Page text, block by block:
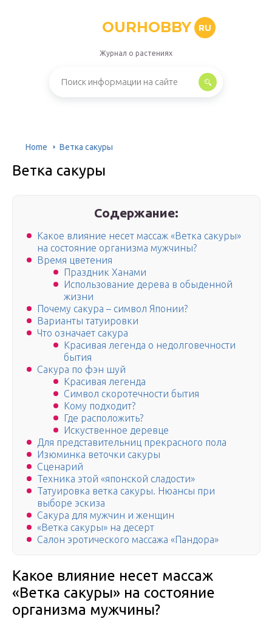
OURHOBBY RU
Журнал о растениях
Home Ветка сакуры
Ветка сакуры
Содержание:
Какое влияние несет массаж «Ветка сакуры»
на состояние организма мужчины?
Время цветения
Праздник Ханами
Использование дерева в обыденной
жизни
Почему сакура – символ Японии?
Варианты татуировки
Что означает сакура
Красивая легенда о недолговечности
бытия
Сакура по фэн шуй
Красивая легенда
Символ скоротечности бытия
Кому подходит?
Где расположить?
Искуственное деревце
Для представительниц прекрасного пола
Изюминка веточки сакуры
Сценарий
Техника этой «японской сладости»
Татуировка ветка сакуры. Нюансы при
выборе эскиза
Сакура для мужчин и женщин
«Ветка сакуры» на десерт
Салон эротического массажа «Пандора»
Какое влияние несет массаж
«Ветка сакуры» на состояние
организма мужчины?